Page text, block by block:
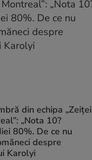
din echipa „Zeiței
„Nota 10?
80%. De ce nu
despre
Karolyi